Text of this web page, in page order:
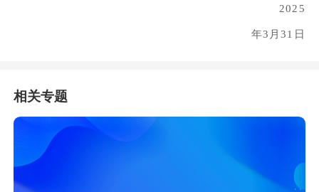
2025
年3月31日
相关专题